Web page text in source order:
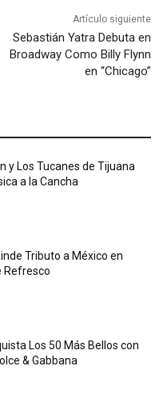
Artículo siguiente
Sebastián Yatra Debuta en
Broadway Como Billy Flynn
en “Chicago”
y Los Tucanes de Tijuana
a la Cancha
Tributo a México en
Refresco
Los 50 Más Bellos con
& Gabbana